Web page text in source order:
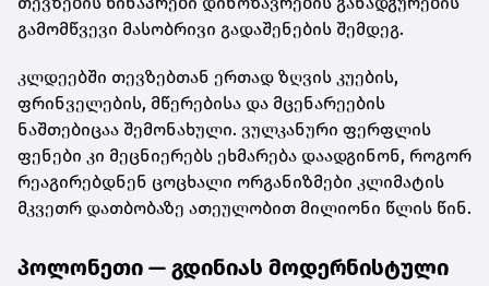
გამომწვევი მასობრივი გადაშენების შემდეგ.
კლდეებში თევზებთან ერთად ზღვის კუების,
ფრინველების, მწერებისა და მცენარეების
ნაშთებიცაა შემონახული. ვულკანური ფერფლის
ფენები კი მეცნიერებს ეხმარება დაადგინონ, როგორ
რეაგირებდნენ ცოცხალი ორგანიზმები კლიმატის
მკვეთრ დათბობაზე ათეულობით მილიონი წლის წინ.
პოლონეთი — გდინიას მოდერნისტული